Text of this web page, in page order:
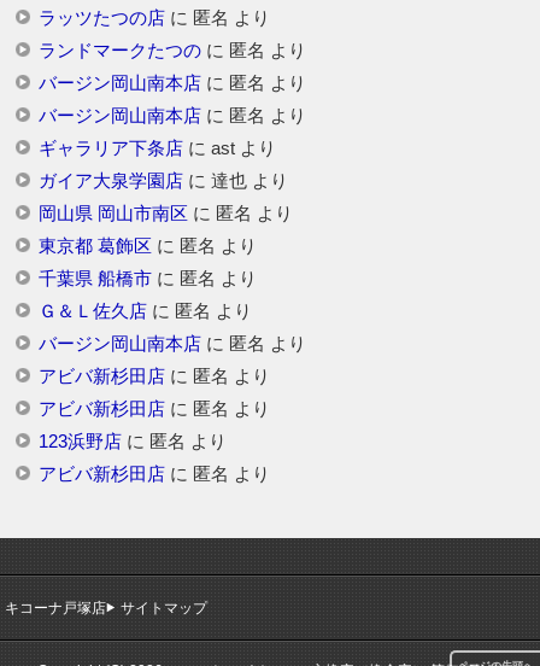
ラッツたつの店に 匿名 より
ランドマークたつのに 匿名 より
バージン岡山南本店に 匿名 より
バージン岡山南本店に 匿名 より
ギャラリア下条店に astより
ガイア大泉学園店に 達也より
岡山県 岡山市南区 に 匿名 より
東京都 葛飾区 に 匿名 より
千葉県 船橋市に 匿名 より
Ｇ＆Ｌ佐久店に 匿名 より
バージン岡山南本店に 匿名 より
アビバ新杉田店に 匿名 より
アビバ新杉田店に 匿名 より
123浜野店に 匿名 より
アビバ新杉田店に 匿名 より
キコーナ戸塚店 サイトマップ